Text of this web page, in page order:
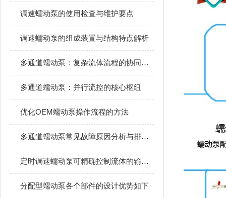
调速蠕动泵的使用检查与维护要点
调速蠕动泵的组成装置与结构特点解析
多通道蠕动泵：复杂流体流程的协同引擎
多通道蠕动泵：并行流控的核心枢纽
优化OEM蠕动泵操作流程的方法
多通道蠕动泵常见故障原因分析与排除方法
定时调速蠕动泵可精确控制流体的输送效率
分配型蠕动泵各个部件的设计优势如下